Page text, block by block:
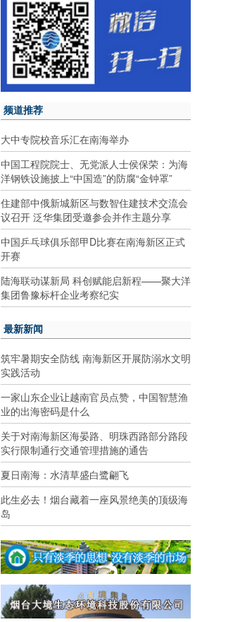
频道推荐
大中专院校音乐汇在南海举办
中国工程院院士、无党派人士侯保荣：为海
洋钢铁设施披上“中国造”的防腐“金钟罩”
住建部中俄新城新区与数智住建技术交流会
议召开 泛华集团受邀参会并作主题分享
中国乒乓球俱乐部甲D比赛在南海新区正式
开赛
陆海联动谋新局 科创赋能启新程——聚大洋
集团鲁豫标杆企业考察纪实
最新新闻
筑牢暑期安全防线 南海新区开展防溺水文明
实践活动
一家山东企业让越南官员点赞，中国智慧渔
业的出海密码是什么
关于对南海新区海晏路、明珠西路部分路段
实行限制通行交通管理措施的通告
夏日南海：水清草盛白鹭翩飞
此生必去！烟台藏着一座风景绝美的顶级海
岛